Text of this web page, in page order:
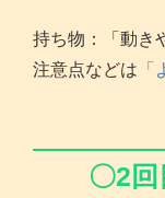
持ち物：「動き
注意点などは
〇2